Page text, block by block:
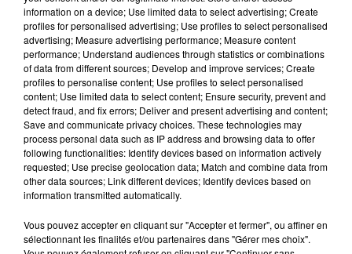
DERNIERS PODCASTS
24 juillet 2026
Les Zinformés - 24/07/26
information on a device; Use limited data to select advertising; Create
profiles for personalised advertising; Use profiles to select personalised
advertising; Measure advertising performance; Measure content
performance; Understand audiences through statistics or combinations
of data from different sources; Develop and improve services; Create
profiles to personalise content; Use profiles to select personalised
content; Use limited data to select content; Ensure security, prevent and
detect fraud, and fix errors; Deliver and present advertising and content;
Save and communicate privacy choices. These technologies may
process personal data such as IP address and browsing data to offer
following functionalities: Identify devices based on information actively
requested; Use precise geolocation data; Match and combine data from
other data sources; Link different devices; Identify devices based on
information transmitted automatically.
Vous pouvez accepter en cliquant sur "Accepter et fermer", ou affiner en
sélectionnant les finalités et/ou partenaires dans "Gérer mes choix".